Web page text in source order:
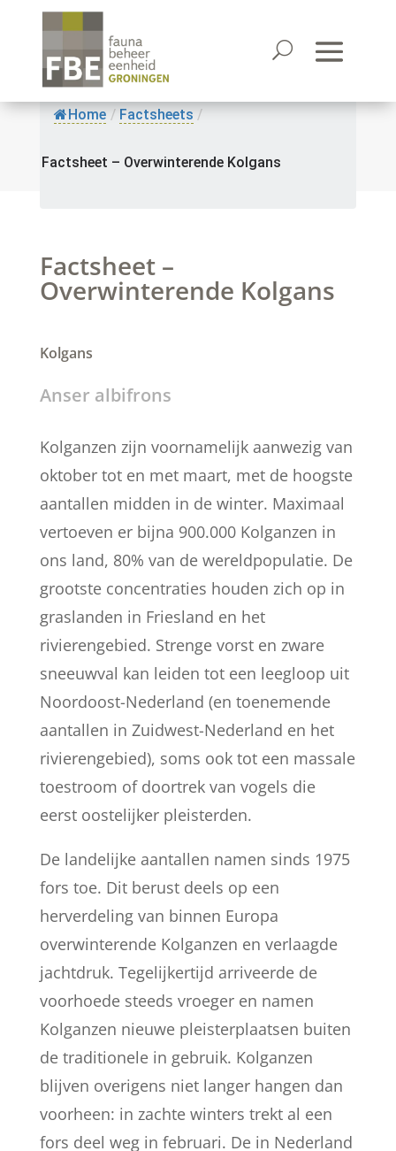
Home / Factsheets /
Factsheet – Overwinterende Kolgans
Factsheet –
Overwinterende Kolgans
Kolgans
Anser albifrons
Kolganzen zijn voornamelijk aanwezig van
oktober tot en met maart, met de hoogste
aantallen midden in de winter. Maximaal
vertoeven er bijna 900.000 Kolganzen in
ons land, 80% van de wereldpopulatie. De
grootste concentraties houden zich op in
graslanden in Friesland en het
rivierengebied. Strenge vorst en zware
sneeuwval kan leiden tot een leegloop uit
Noordoost-Nederland (en toenemende
aantallen in Zuidwest-Nederland en het
rivierengebied), soms ook tot een massale
toestroom of doortrek van vogels die
eerst oostelijker pleisterden.
De landelijke aantallen namen sinds 1975
fors toe. Dit berust deels op een
herverdeling van binnen Europa
overwinterende Kolganzen en verlaagde
jachtdruk. Tegelijkertijd arriveerde de
voorhoede steeds vroeger en namen
Kolganzen nieuwe pleisterplaatsen buiten
de traditionele in gebruik. Kolganzen
blijven overigens niet langer hangen dan
voorheen: in zachte winters trekt al een
fors deel weg in februari. De in Nederland